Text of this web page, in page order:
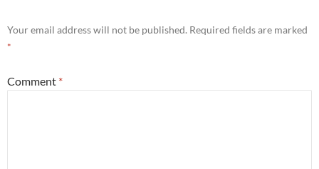
Your email address will not be published. Required fields are marked
*
Comment *